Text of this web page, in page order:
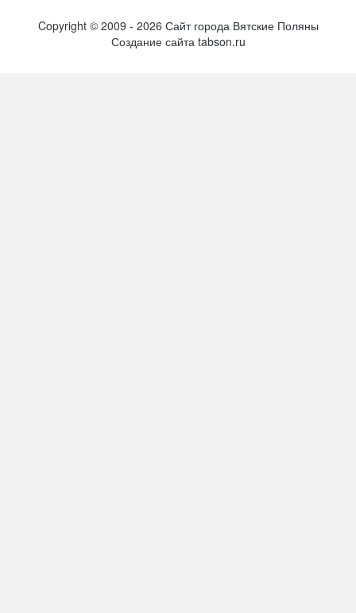
Copyright © 2009 - 2026 Сайт города Вятские Поляны
Создание сайта tabson.ru